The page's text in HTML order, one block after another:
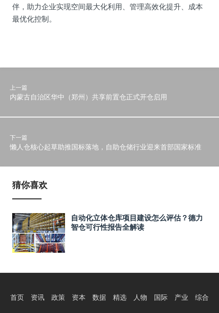
伴，助力企业实现空间最大化利用、管理高效化提升、成本
最优化控制。
上一篇
内蒙古自治区华中（郑州）共享前置仓正式开仓启用
下一篇
懒人仓核心起草助推国标落地，自助仓储行业迎来首部国家标准
猜你喜欢
自动化立体仓库项目建设怎么评估？德力
智仓可行性报告全解读
首页 资讯 政策 资本 数据 精选 人物 国际 产业 综合